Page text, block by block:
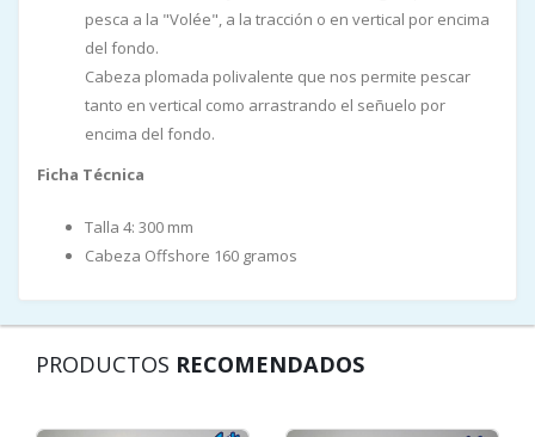
pesca a la "Volée", a la tracción o en vertical por encima
del fondo.
Cabeza plomada polivalente que nos permite pescar
tanto en vertical como arrastrando el señuelo por
encima del fondo.
Ficha Técnica
Talla 4: 300 mm
Cabeza Offshore 160 gramos
PRODUCTOS RECOMENDADOS